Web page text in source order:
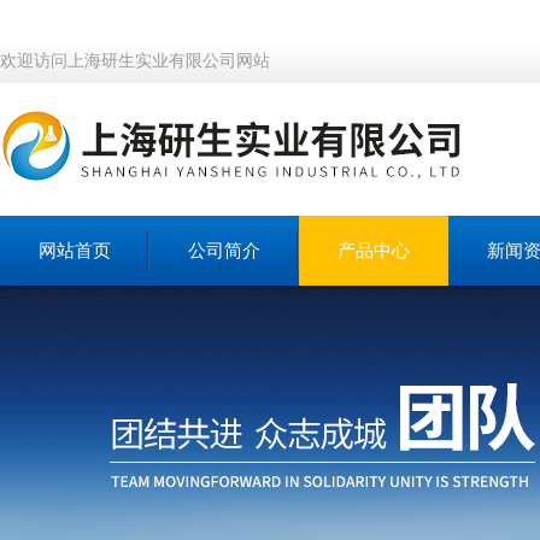
欢迎访问上海研生实业有限公司网站
网站首页 公司简介 产品中心 新闻